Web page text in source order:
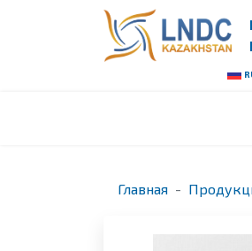
Главная